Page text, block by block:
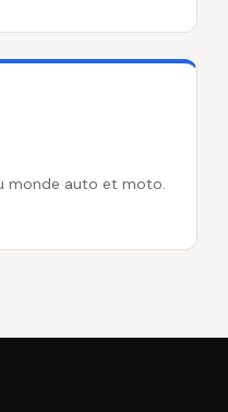
monde auto et moto.